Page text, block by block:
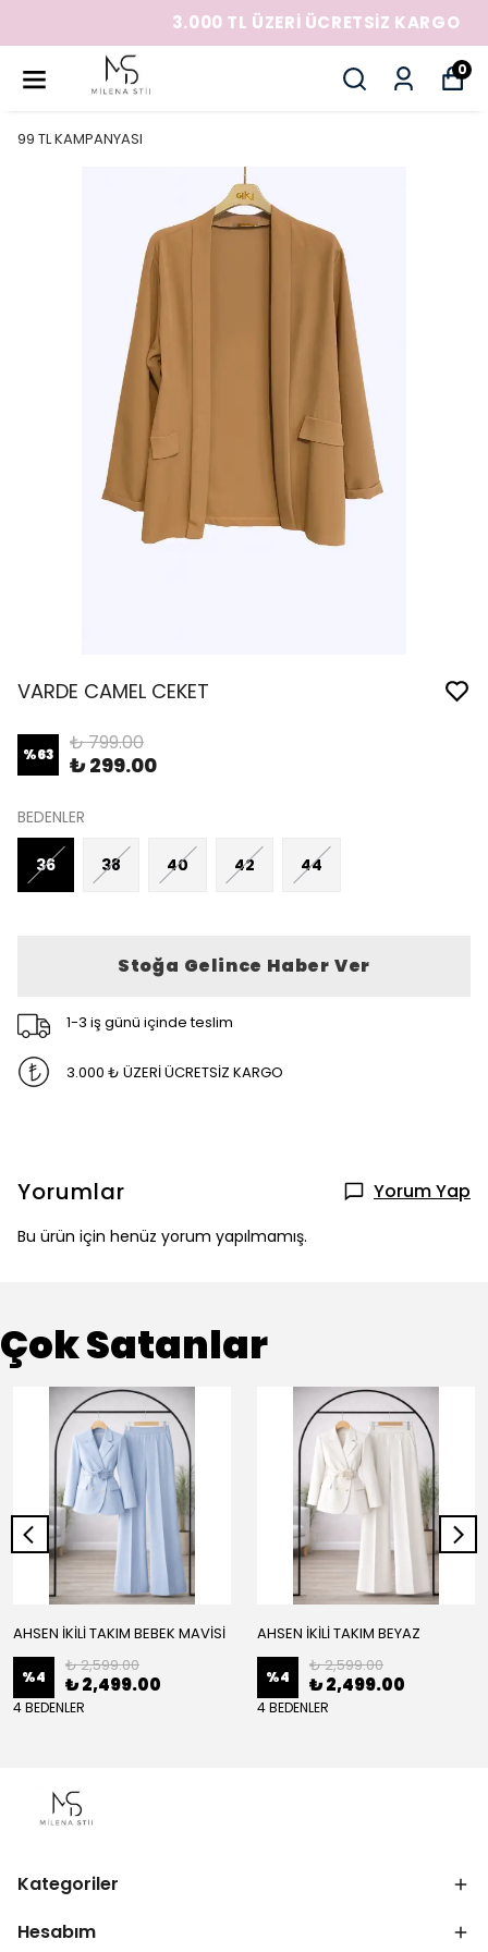
3.000 TL ÜZERİ ÜCRETSİZ KARGO
0
99 TL KAMPANYASI
VARDE CAMEL CEKET
%63 ₺ 799.00
₺ 299.00
BEDENLER
36 38 40 42 44
Stoğa Gelince Haber Ver
1-3 iş günü içinde teslim
3.000 ₺ ÜZERİ ÜCRETSİZ KARGO
Yorumlar Yorum Yap
Bu ürün için henüz yorum yapılmamış.
Çok Satanlar
AHSEN İKİLİ TAKIM BEBEK MAVİSİ
%4
₺ 2,599.00
₺ 2,499.00
4 BEDENLER
AHSEN İKİLİ TAKIM BEYAZ
%4
₺ 2,599.00
₺ 2,499.00
4 BEDENLER
Kategoriler
Hesabım